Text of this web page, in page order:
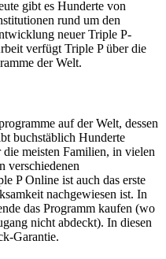
gibt es Hunderte von
rund um den
neuer Triple P-
verfügt Triple P über die
der Welt.
auf der Welt, dessen
buchstäblich Hunderte
meisten Familien, in vielen
verschiedenen
P Online ist auch das erste
nachgewiesen ist. In
das Programm kaufen (wo
nicht abdeckt). In diesen
Garantie.